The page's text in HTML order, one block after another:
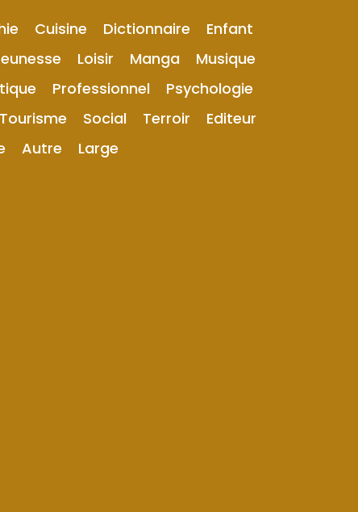
Cuisine Dictionnaire
Enfant
Loisir Manga
Musique
Professionnel
Psychologie
Tourisme Social Terroir
Editeur
Autre Large